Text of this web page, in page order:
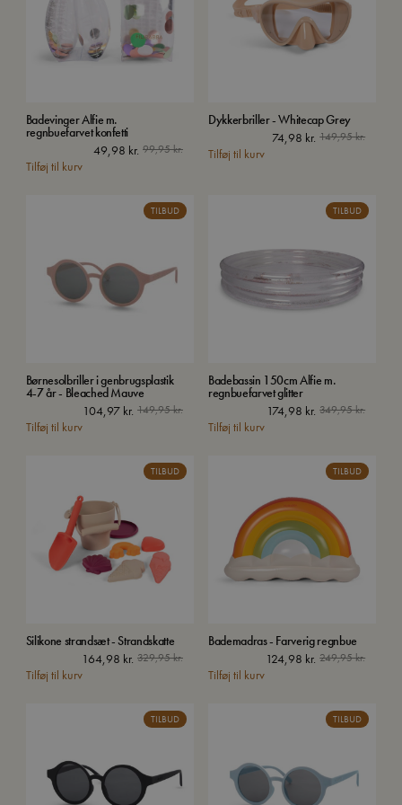
Badevinger Alfie m.
regnbuefarvet konfetti
99,95kr.
49,98 kr.
Tilføj til kurv
Dykkerbriller - Whitecap Grey
149,95kr.
74,98 kr.
Tilføj til kurv
TILBUD
Børnesolbriller i genbrugsplastik
4-7 år - Bleached Mauve
149,95kr.
104,97 kr.
Tilføj til kurv
TILBUD
Badebassin 150cm Alfie m.
regnbuefarvet glitter
349,95kr.
174,98 kr.
Tilføj til kurv
TILBUD
Silikone strandsæt - Strandskatte
329,95kr.
164,98 kr.
Tilføj til kurv
TILBUD
Bademadras - Farverig regnbue
249,95kr.
124,98 kr.
Tilføj til kurv
TILBUD TILBUD